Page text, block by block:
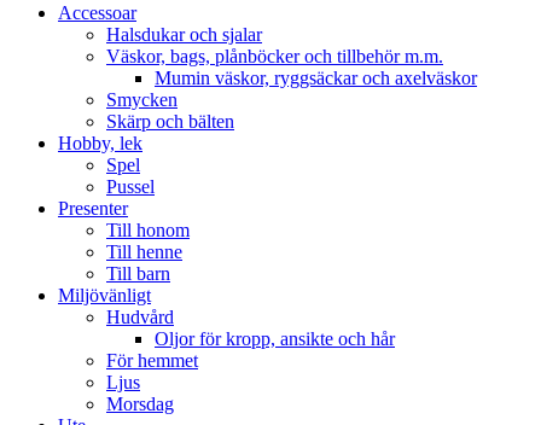
Accessoar
Halsdukar och sjalar
Väskor, bags, plånböcker och tillbehör m.m.
Mumin väskor, ryggsäckar och axelväskor
Smycken
Skärp och bälten
Hobby, lek
Spel
Pussel
Presenter
Till honom
Till henne
Till barn
Miljövänligt
Hudvård
Oljor för kropp, ansikte och hår
För hemmet
Ljus
Morsdag